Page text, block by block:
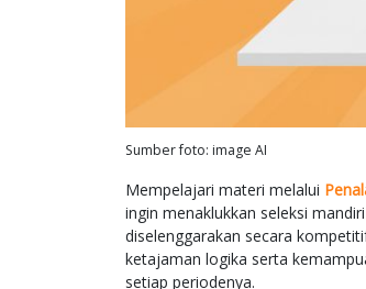
Sumber foto: image AI
Mempelajari materi melalui
ingin menaklukkan seleksi
diselenggarakan secara
ketajaman logika serta
setiap periodenya.